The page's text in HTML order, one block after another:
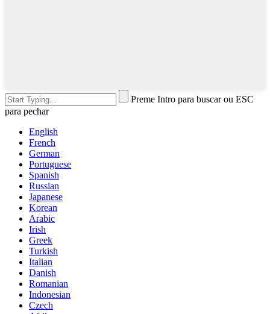
Preme Intro para buscar ou ESC
para pechar
English
French
German
Portuguese
Spanish
Russian
Japanese
Korean
Arabic
Irish
Greek
Turkish
Italian
Danish
Romanian
Indonesian
Czech